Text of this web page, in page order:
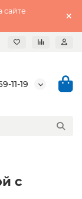
сайте
11-19
с